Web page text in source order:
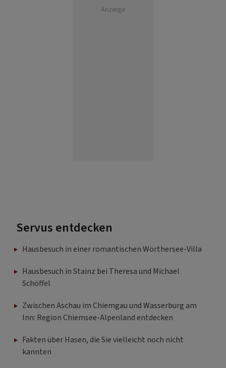
Anzeige
Servus entdecken
Hausbesuch in einer romantischen Wörthersee-Villa
Hausbesuch in Stainz bei Theresa und Michael
Schöffel
Zwischen Aschau im Chiemgau und Wasserburg am
Inn: Region Chiemsee-Alpenland entdecken
Fakten über Hasen, die Sie vielleicht noch nicht
kannten